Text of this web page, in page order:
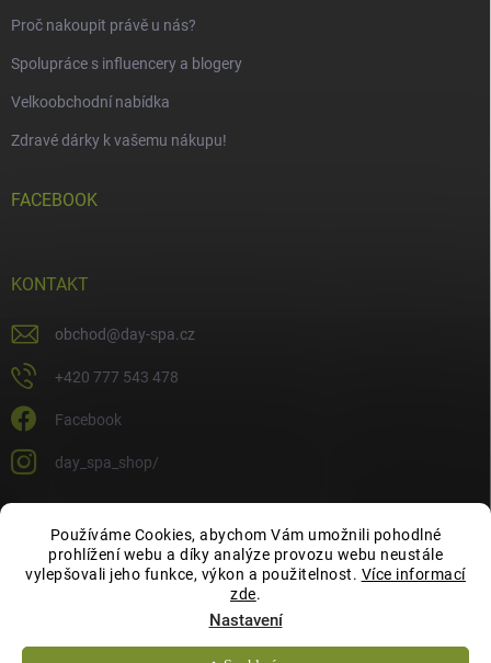
Používáme Cookies, abychom Vám umožnili pohodlné
prohlížení webu a díky analýze provozu webu neustále
vylepšovali jeho funkce, výkon a použitelnost. Více informací
zde.
Nastavení
Proč nakoupit právě u nás?
Spolupráce s influencery a blogery
Velkoobchodní nabídka
Zdravé dárky k vašemu nákupu!
FACEBOOK
KONTAKT
obchod@day-spa.cz
+420 777 543 478
Facebook
day_spa_shop/
OCHRANA OSOBNÍCH ÚDAJŮ